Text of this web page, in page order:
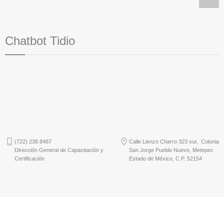
Chatbot Tidio
(722) 238 8487
Dirección General de Capacitación y
Certificación
Calle Lienzo Charro 323 sur, Colonia
San Jorge Pueblo Nuevo, Metepec
Estado de México, C.P. 52154